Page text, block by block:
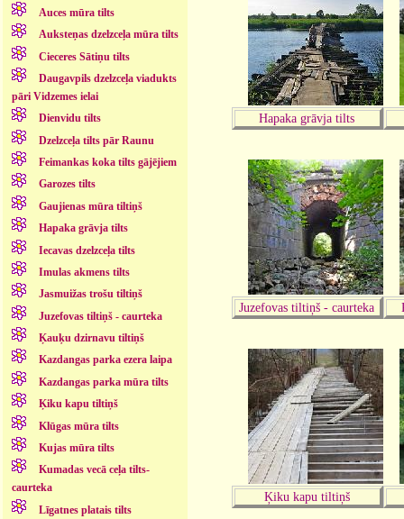
Auces mūra tilts
Auksteņas dzelzceļa mūra tilts
Cieceres Sātiņu tilts
Daugavpils dzelzceļa viadukts
pāri Vidzemes ielai
Dienvidu tilts
Dzelzceļa tilts pār Raunu
Feimankas koka tilts gājējiem
Garozes tilts
Gaujienas mūra tiltiņš
Hapaka grāvja tilts
Iecavas dzelzceļa tilts
Imulas akmens tilts
Jasmuižas trošu tiltiņš
Juzefovas tiltiņš - caurteka
Ķauķu dzirnavu tiltiņš
Kazdangas parka ezera laipa
Kazdangas parka mūra tilts
Ķiku kapu tiltiņš
Klūgas mūra tilts
Kujas mūra tilts
Kumadas vecā ceļa tilts-
caurteka
Līgatnes platais tilts
Hapaka grāvja tilts
Juzefovas tiltiņš - caurteka
Ķiku kapu tiltiņš